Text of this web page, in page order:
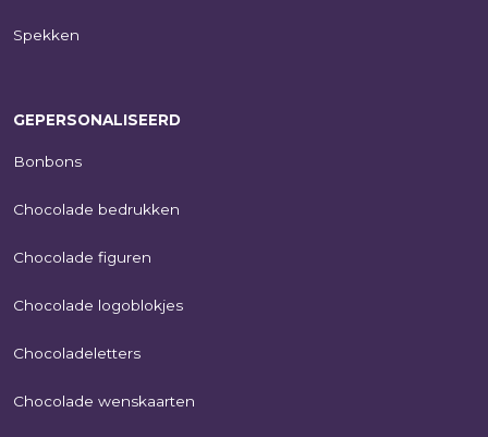
Spekken
GEPERSONALISEERD
Bonbons
Chocolade bedrukken
Chocolade figuren
Chocolade logoblokjes
Chocoladeletters
Chocolade wenskaarten